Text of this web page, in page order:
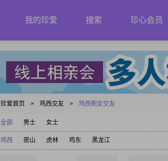
我的珍爱 搜索 珍心会员
珍爱首页 > 鸡西交友 > 鸡西剩女交友
全部 男士 女士
鸡西 密山 虎林 鸡东 黑龙江